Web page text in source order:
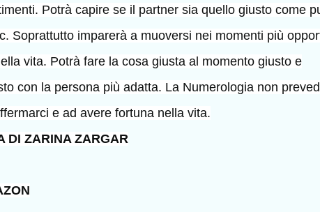
Potrà capire se il partner sia quello giusto come
Soprattutto imparerà a muoversi nei momenti più
vita. Potrà fare la cosa giusta al momento giusto e
con la persona più adatta. La Numerologia non
e ad avere fortuna nella vita.
DI ZARINA ZARGAR